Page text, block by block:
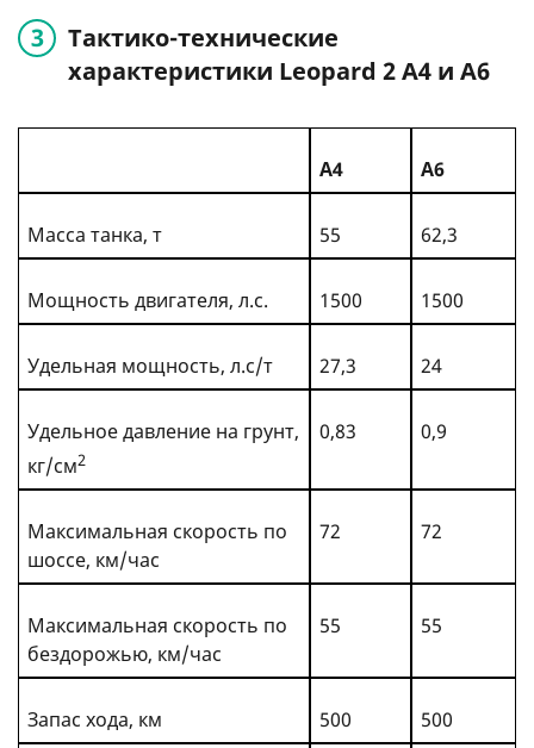
Тактико-технические
характеристики Leopard 2 A4 и A6
A4 A6
Масса танка, т 55 62,3
Мощность двигателя, л.с. 1500 1500
Удельная мощность, л.с/т 27,3 24
Удельное давление на грунт,
кг/см2
0,83 0,9
Максимальная скорость по
шоссе, км/час
72 72
Максимальная скорость по
бездорожью, км/час
55 55
Запас хода, км 500 500